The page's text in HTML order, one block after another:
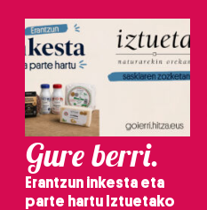
Gure berri.
Erantzun inkesta eta
parte hartu Iztuetako